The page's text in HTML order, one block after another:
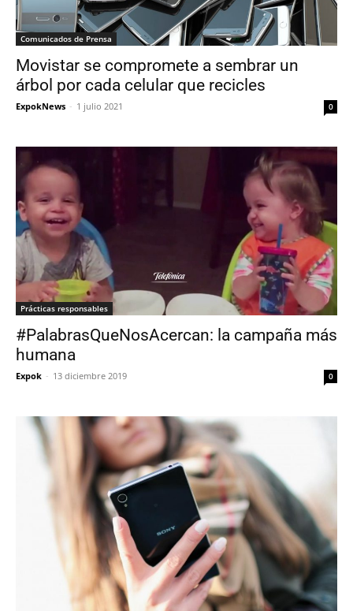
Comunicados de Prensa
Movistar se compromete a sembrar un
árbol por cada celular que recicles
ExpokNews - 1 julio 2021 0
Prácticas responsables
#PalabrasQueNosAcercan: la campaña más
humana
Expok - 13 diciembre 2019 0